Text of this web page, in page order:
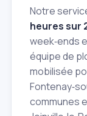
Notre
heures sur
week‑ends
équipe de
mobilisée
communes